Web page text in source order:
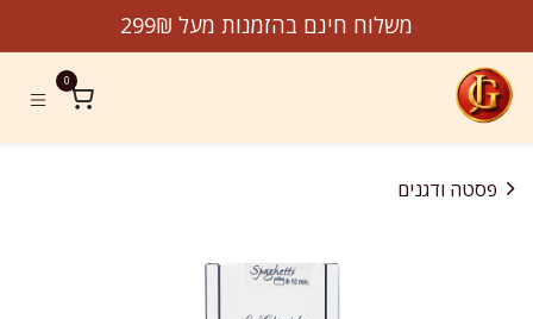
משלוח חינם בהזמנות מעל 299₪
0
פסטה ודגנים